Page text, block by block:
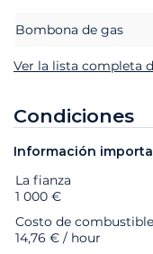
Bombona de gas
Ver la lista completa
Condiciones
Información
Extras Estado
La fianza
1 000 €
14,76 € / hour